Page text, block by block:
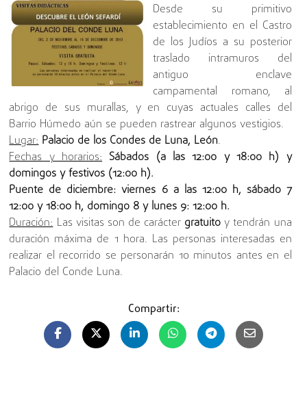
Desde su primitivo
establecimiento en el Castro
de los Judíos a su posterior
traslado intramuros del
antiguo enclave
campamental romano, al
abrigo de sus murallas, y en cuyas actuales calles del
Barrio Húmedo aún se pueden rastrear algunos vestigios.
Lugar: Palacio de los Condes de Luna, León.
Fechas y horarios: Sábados (a las 12:00 y 18:00 h) y
domingos y festivos (12:00 h).
Puente de diciembre: viernes 6 a las 12:00 h, sábado 7
12:00 y 18:00 h, domingo 8 y lunes 9: 12:00 h.
Duración:Las visitas son de carácter gratuito y tendrán una
duración máxima de 1 hora. Las personas interesadas en
realizar el recorrido se personarán 10 minutos antes en el
Palacio del Conde Luna.
Compartir: